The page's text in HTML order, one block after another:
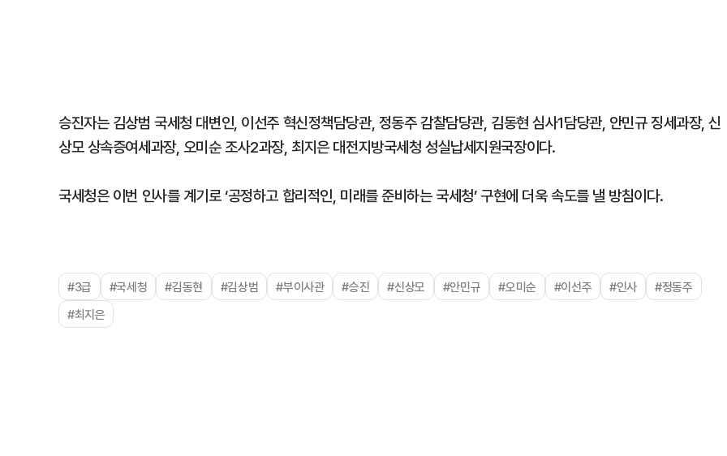
승진자는 김상범 국세청 대변인, 이선주 혁신정책담당관, 정동주 감찰담당관, 김동현 심사1담당관, 안민규 징세과장, 신
상모 상속증여세과장, 오미순 조사2과장, 최지은 대전지방국세청 성실납세지원국장이다.
국세청은 이번 인사를 계기로 ‘공정하고 합리적인, 미래를 준비하는 국세청’ 구현에 더욱 속도를 낼 방침이다.
#3급 #국세청 #김동현 #김상범 #부이사관 #승진 #신상모 #안민규 #오미순 #이선주 #인사
#정동주
#최지은